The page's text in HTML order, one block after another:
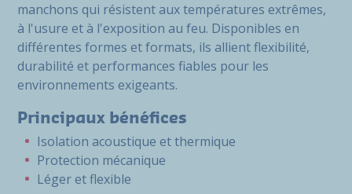
manchons qui résistent aux températures extrêmes,
à l'usure et à l'exposition au feu. Disponibles en
différentes formes et formats, ils allient flexibilité,
durabilité et performances fiables pour les
environnements exigeants.
Principaux bénéfices
Isolation acoustique et thermique
Protection mécanique
Léger et flexible